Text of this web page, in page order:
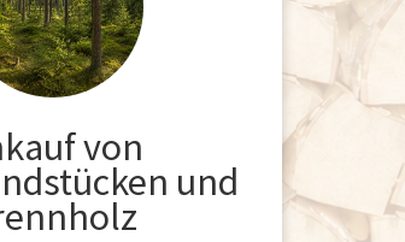
von
und